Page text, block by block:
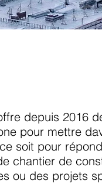
depuis 2016
pour mettre
soit pour
chantier de
ou des projets